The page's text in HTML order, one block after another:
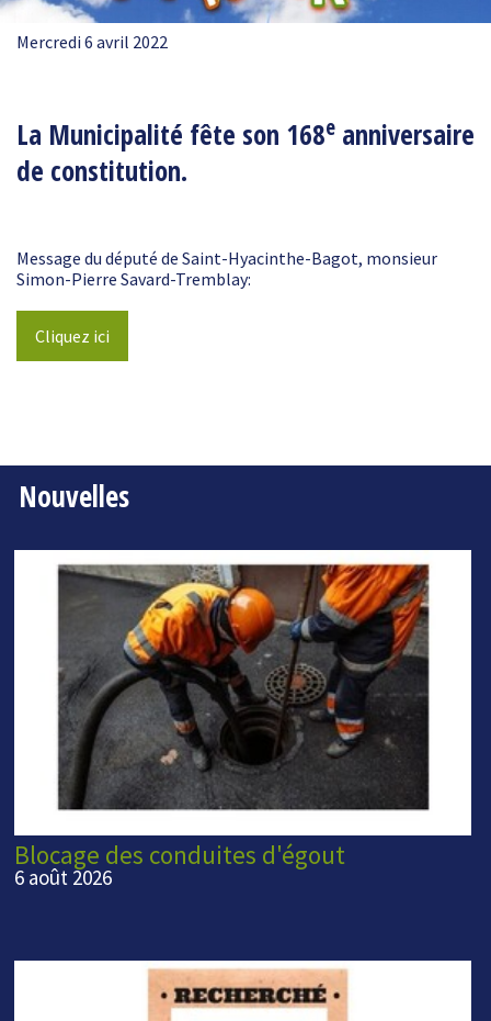
Mercredi 6 avril 2022
La Municipalité fête son 168e anniversaire
de constitution.
Message du député de Saint-Hyacinthe-Bagot, monsieur
Simon-Pierre Savard-Tremblay:
Cliquez ici
Nouvelles
Blocage des conduites d'égout
6 août 2026